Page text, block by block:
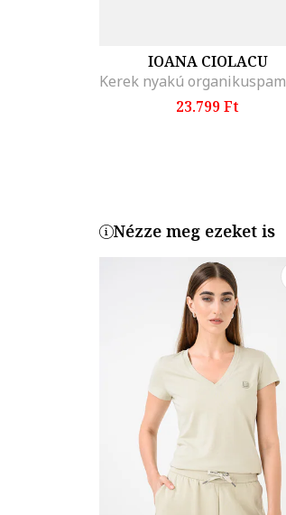
IOANA CIOLACU
23.799 Ft
Nézze meg ezeket is